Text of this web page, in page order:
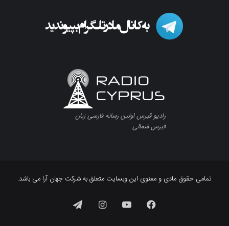
رادیو قبرس اولین رسانه فارسی زبان
قبرس شمالی
تمامی حقوق مادی و معنوی این وبسایت متعلق به شرکت جهان آرا می باشد.
فیسبوک یوتیوب اینستاگرام